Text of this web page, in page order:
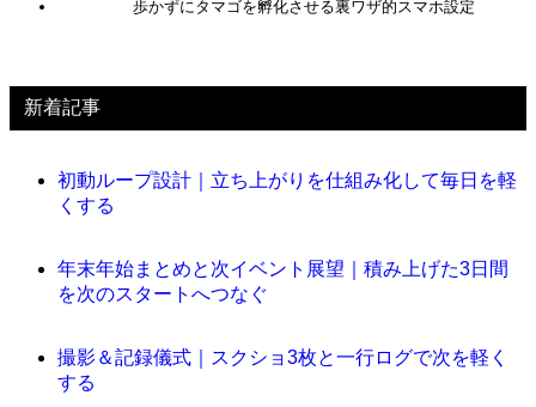
歩かずにタマゴを孵化させる裏ワザ的スマホ設定
新着記事
初動ループ設計｜立ち上がりを仕組み化して毎日を軽
くする
年末年始まとめと次イベント展望｜積み上げた3日間
を次のスタートへつなぐ
撮影＆記録儀式｜スクショ3枚と一行ログで次を軽く
する